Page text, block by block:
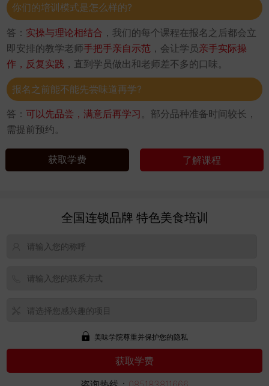
你们的培训模式是怎么样的?
答： 实操与理论相结合 ，我们的每个课程在报名之后都会立
即安排的教学老师手把手亲自示范 ，会让学员亲手实际操
作，反复实践 ，直到学员做出和老师差不多的口味。
报名之前能不能先尝味道再学?
答：可以先品尝，满意后再学习 。部分品种准备时间较长，
需提前预约。
获取学费 了解课程
全国连锁品牌 特色美食培训
美味学院尊重并保护您的隐私